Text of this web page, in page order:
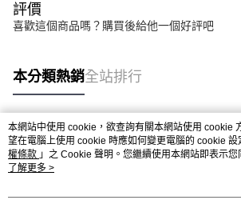
評價
喜歡這個商品嗎？購買後給他一個好評吧
本分類熱銷全站排行
熱門標籤
本網站中使用 cookie，欲查詢有關本網站使用 cookie
望在電腦上使用 cookie 時應如何變更電腦的 cookie 設
權條款 」之 Cookie 聲明。您繼續使用本網站即表示
用條款之 Cookie 聲明使用 cookie。
了解更多 >